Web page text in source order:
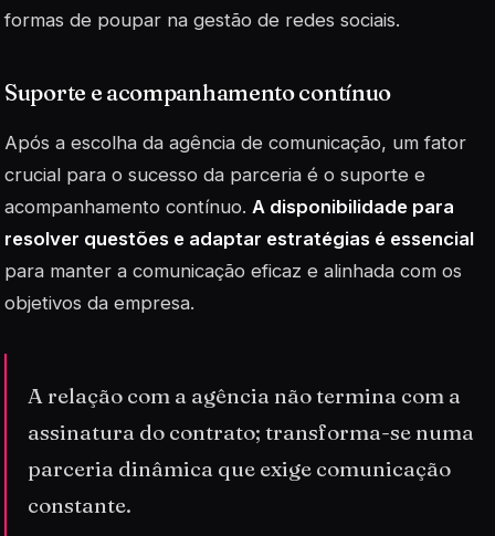
formas de poupar na gestão de redes sociais.
Suporte e acompanhamento contínuo
Após a escolha da agência de comunicação, um fator
crucial para o sucesso da parceria é o suporte e
acompanhamento contínuo. A disponibilidade para
resolver questões e adaptar estratégias é essencial
para manter a comunicação eficaz e alinhada com os
objetivos da empresa.
A relação com a agência não termina com a
assinatura do contrato; transforma-se numa
parceria dinâmica que exige comunicação
constante.